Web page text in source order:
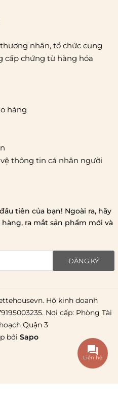
giá cước của ĐVVC
1 số đối tác vận chuyển
Áp dụng theo bảng giá
và 1 số đối
vận chuyển
miễn phí ship
nhân, tổ chức cung
cấp chứng từ hàng hóa
hàng
thông tin cá nhân người
tiên của bạn! Ngoài ra, hãy
ra mắt sản phẩm mới và
ĐĂNG KÝ
Hộ kinh doanh
Nơi cấp: Phòng Tài
Quận 3
bởi Sapo
Liên hệ